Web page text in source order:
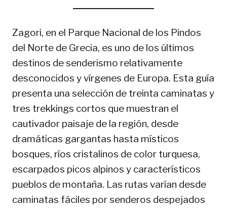
Zagori, en el Parque Nacional de los Pindos
del Norte de Grecia, es uno de los últimos
destinos de senderismo relativamente
desconocidos y vírgenes de Europa. Esta guía
presenta una selección de treinta caminatas y
tres trekkings cortos que muestran el
cautivador paisaje de la región, desde
dramáticas gargantas hasta místicos
bosques, ríos cristalinos de color turquesa,
escarpados picos alpinos y característicos
pueblos de montaña. Las rutas varían desde
caminatas fáciles por senderos despejados